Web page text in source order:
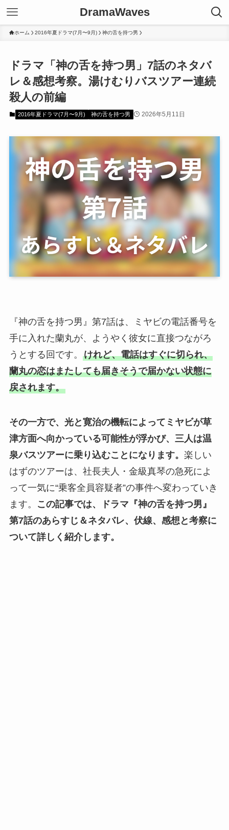
DramaWaves
ホーム 2016年夏ドラマ(7月〜9月) 神の舌を持つ男
ドラマ「神の舌を持つ男」7話のネタバ
レ＆感想考察。湯けむりバスツアー連続
殺人の前編
2016年夏ドラマ(7月〜9月) 神の舌を持つ男 2026年5月11日
『神の舌を持つ男』第7話は、ミヤビの電話番号を
手に入れた蘭丸が、ようやく彼女に直接つながろ
うとする回です。 けれど、電話はすぐに切られ、
蘭丸の恋はまたしても届きそうで届かない状態に
戻されます。
その一方で、光と寛治の機転によってミヤビが草
津方面へ向かっている可能性が浮かび、三人は温
泉バスツアーに乗り込むことになります。 楽しい
はずのツアーは、社長夫人・金級真琴の急死によ
って一気に“乗客全員容疑者”の事件へ変わっていき
ます。
この記事では、ドラマ『神の舌を持つ男』
第7話のあらすじ＆ネタバレ、伏線、感想と考察に
ついて詳しく紹介します。